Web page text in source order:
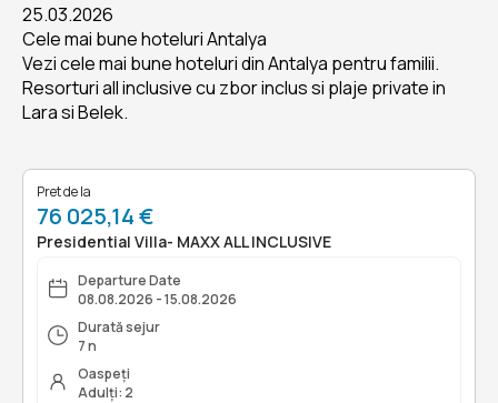
25.03.2026
Cele mai bune hoteluri Antalya
Vezi cele mai bune hoteluri din Antalya pentru familii.
Resorturi all inclusive cu zbor inclus si plaje private in
Lara si Belek.
Pret de la
76 025,14 €
Presidential Villa- MAXX ALL INCLUSIVE
Departure Date
08.08.2026 - 15.08.2026
Durată sejur
7 n
Oaspeți
Adulți: 2